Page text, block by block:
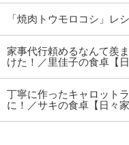
「焼肉トウモロコシ」レ
家事代行頼めるなんて羨
けた！／里佳子の食卓【
丁寧に作ったキャロット
に！／サキの食卓【日々家